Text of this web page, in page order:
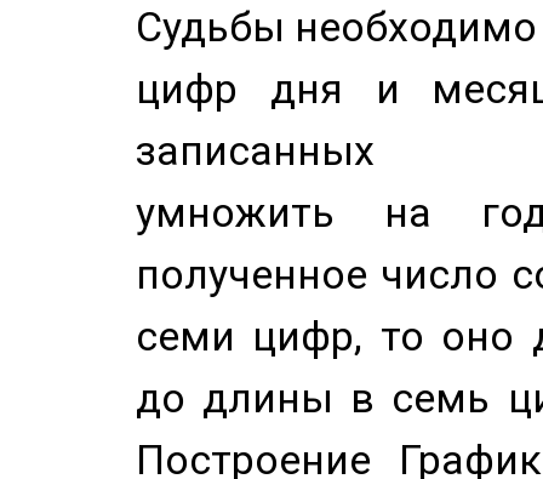
Судьбы
цифр дня и
записанных
умножить на
полученное число
семи цифр, то оно
до длины в семь
Построение